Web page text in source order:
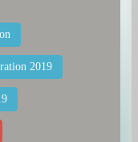
2019